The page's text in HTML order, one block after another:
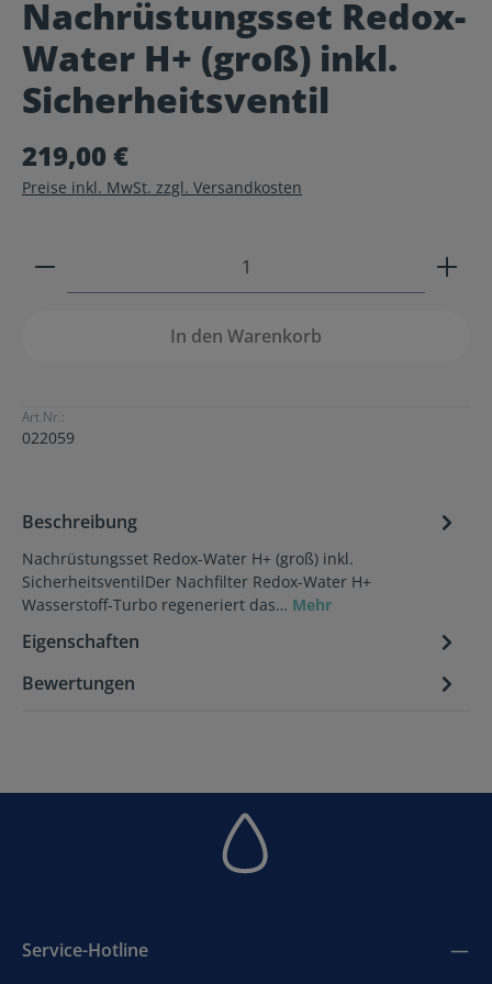
Durchschnittliche Bewertung von 0 von 5 Sternen
Nachrüstungsset Redox-
Water H+ (groß) inkl.
Sicherheitsventil
219,00 €
Preise inkl. MwSt. zzgl. Versandkosten
Produkt Anzahl: Gib den gewünschten Wert ein
In den Warenkorb
Art.Nr.:
022059
Beschreibung
Nachrüstungsset Redox-Water H+ (groß) inkl.
SicherheitsventilDer Nachfilter Redox-Water H+
Wasserstoff-Turbo regeneriert das… Mehr
Eigenschaften
Bewertungen
Service-Hotline